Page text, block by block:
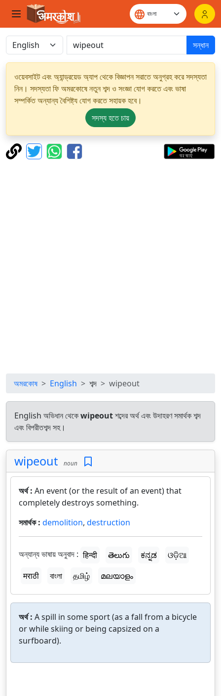
সন্ধান
ওয়েবসাইট এবং অ্যান্ড্রয়েড অ্যাপ থেকে বিজ্ঞাপন সরাতে অনুগ্রহ করে সদস্যতা
নিন। সদস্যতা ফি অমরকোষে নতুন শব্দ ও সংজ্ঞা যোগ করতে এবং ভাষা
সম্পর্কিত অন্যান্য বৈশিষ্ট্য যোগ করতে সহায়ক হবে।
সদস্য হতে চায়
অমরকোষ English শব্দ wipeout
English অভিধান থেকেwipeoutশব্দের অর্থ এবং উদাহরণ সমার্থক শব্দ
এবং বিপরীতশব্দ সহ।
wipeout noun
অর্থ : An event (or the result of an event) that
completely destroys something.
সমার্থক : demolition, destruction
অন্যান্য ভাষায় অনুবাদ : हिन्दी తెలుగు ಕನ್ನಡ
ଓଡ଼ିଆ
मराठी
বাংলা தமிழ் മലയാളം
অর্থ : A spill in some sport (as a fall from a bicycle
or while skiing or being capsized on a
surfboard).